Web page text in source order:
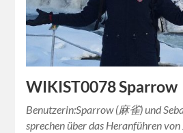
WIKIST0078 Sparrow
Benutzerin:Sparrow (麻雀) und
sprechen über das Heranführen